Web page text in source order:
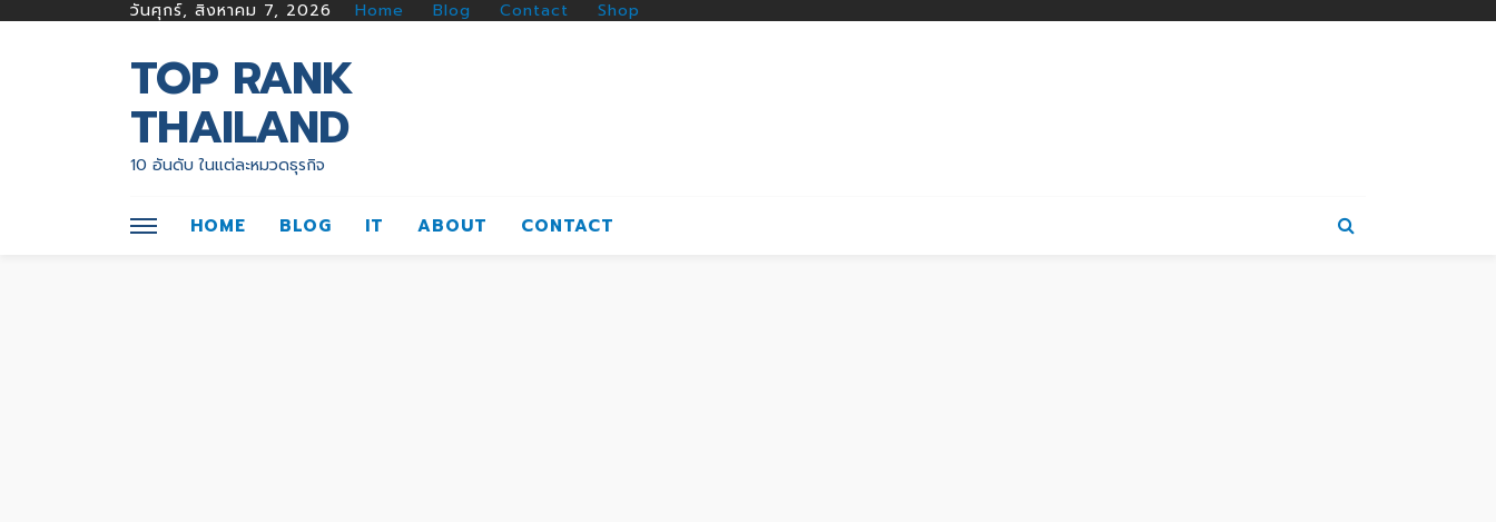
วันศุกร์, สิงหาคม 7, 2026 Home Blog Contact Shop
TOP RANK
THAILAND
10 อันดับ ในแต่ละหมวดธุรกิจ
HOME BLOG IT ABOUT CONTACT